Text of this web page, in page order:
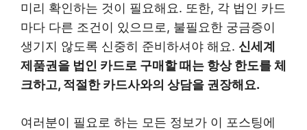
미리 확인하는 것이 필요해요. 또한, 각 법인 카드
마다 다른 조건이 있으므로, 불필요한 궁금증이
생기지 않도록 신중히 준비하셔야 해요. 신세계
제품권을 법인 카드로 구매할 때는 항상 한도를 체
크하고, 적절한 카드사와의 상담을 권장해요.
여러분이 필요로 하는 모든 정보가 이 포스팅에